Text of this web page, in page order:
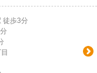
徒歩3分